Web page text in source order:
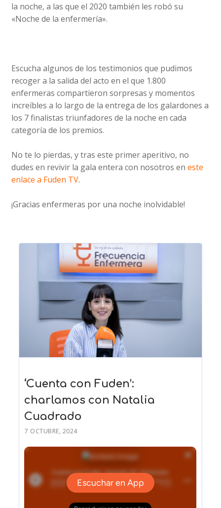
la noche, a las que el 2020 también les robó su
«Noche de la enfermería».
Escucha algunos de los testimonios que pudimos
recoger a la salida del acto en el que 1.800
enfermeras compartieron sorpresas y momentos
increíbles a lo largo de la entrega de los galardones a
los 7 finalistas triunfadores de la noche en cada
categoría de los premios.
No te lo pierdas, y tras este primer aperitivo, no
dudes en revivir la gala entera con nosotros eneste
enlace a Fuden TV.
¡Gracias enfermeras por una noche inolvidable!
‘Cuenta con Fuden’:
charlamos con Natalia
Cuadrado
7 OCTUBRE, 2024